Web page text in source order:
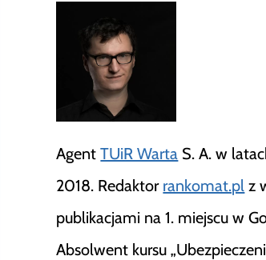
AgentTUiR Warta S. A. w
2018. Redaktor rankomat.pl z
publikacjami na 1. miejscu w
Absolwent kursu